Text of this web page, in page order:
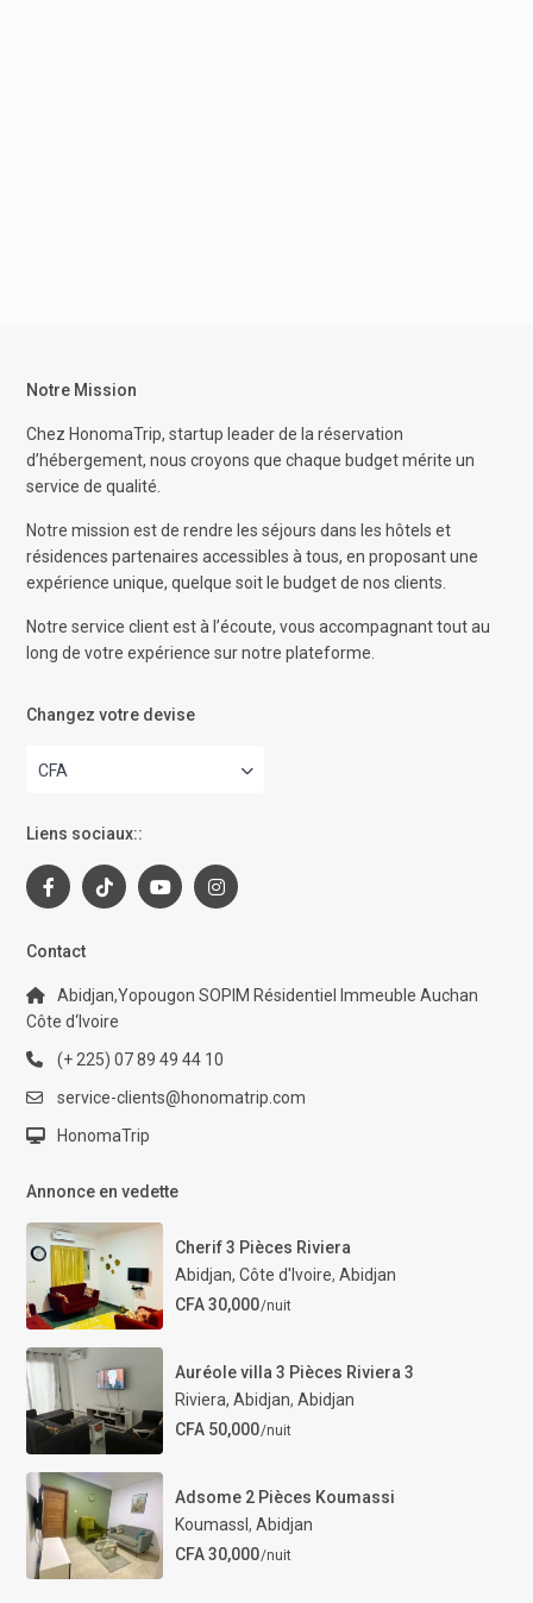
Notre Mission
Chez HonomaTrip, startup leader de la réservation
d’hébergement, nous croyons que chaque budget mérite un
service de qualité.
Notre mission est de rendre les séjours dans les hôtels et
résidences partenaires accessibles à tous, en proposant une
expérience unique, quelque soit le budget de nos clients.
Notre service client est à l’écoute, vous accompagnant tout au
long de votre expérience sur notre plateforme.
Changez votre devise
CFA
Liens sociaux::
Contact
Abidjan,Yopougon SOPIM Résidentiel Immeuble Auchan
Côte d‘Ivoire
(+ 225) 07 89 49 44 10
service-clients@honomatrip.com
HonomaTrip
Annonce en vedette
Cherif 3 Pièces Riviera
Abidjan, Côte d'Ivoire, Abidjan
CFA 30,000/nuit
Auréole villa 3 Pièces Riviera 3
Riviera, Abidjan, Abidjan
CFA 50,000/nuit
Adsome 2 Pièces Koumassi
KoumassI , Abidjan
CFA 30,000/nuit